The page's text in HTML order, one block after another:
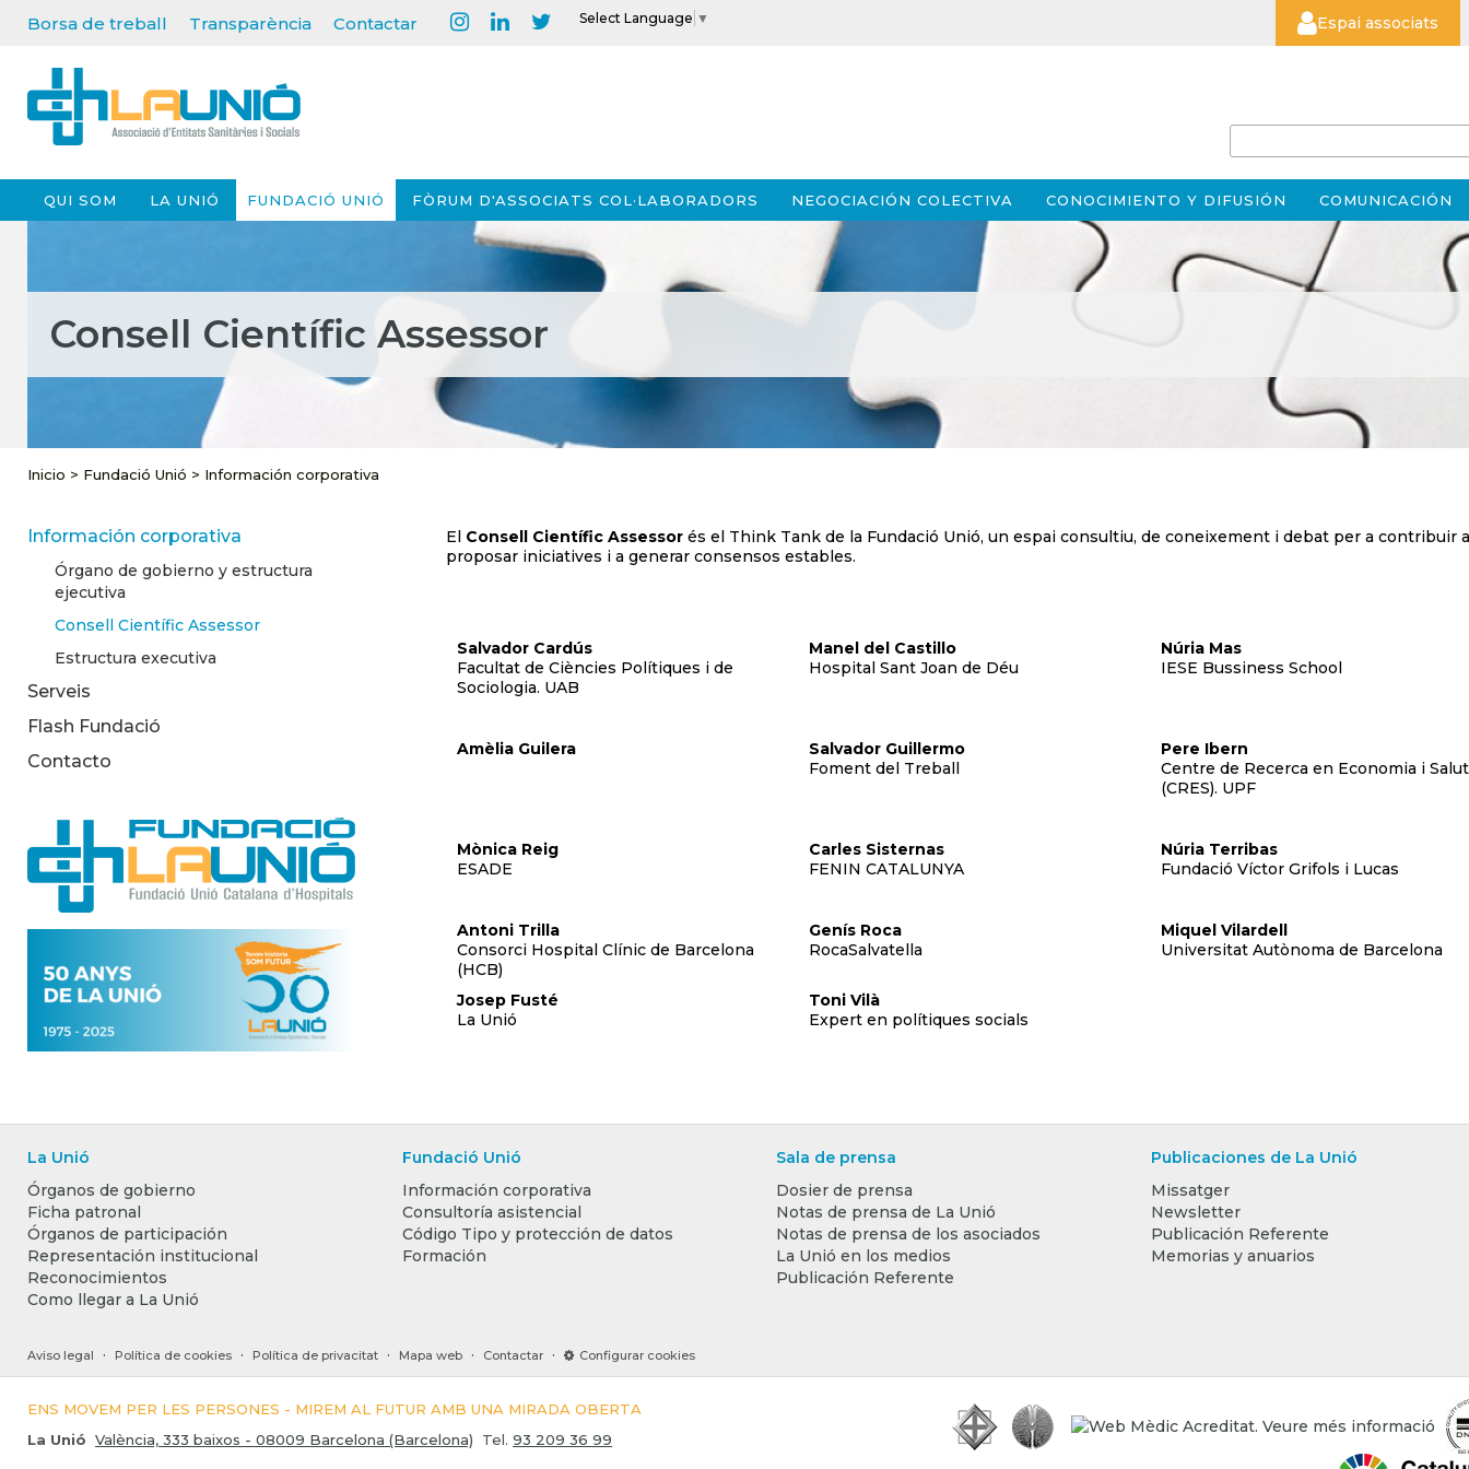
Borsa de treball Transparència Contactar Select Language ▼ Espai associats
QUI SOM LA UNIÓ FUNDACIÓ UNIÓ FÒRUM D'ASSOCIATS COL·LABORADORS NEGOCIACIÓN COLECTIVA CONOCIMIENTO Y DIFUSIÓN COMUNICACIÓN
Consell Científic Assessor
Inicio > Fundació Unió > Información corporativa
Información corporativa
Órgano de gobierno y estructura
ejecutiva
Consell Científic Assessor
Estructura executiva
Serveis
Flash Fundació
Contacto
El Consell Científic Assessor és el Think Tank de la Fundació Unió, un espai consultiu, de coneixement i debat per a contribuir a
proposar iniciatives i a generar consensos estables.
Salvador Cardús
Facultat de Ciències Polítiques i de
Sociologia. UAB
Manel del Castillo
Hospital Sant Joan de Déu
Núria Mas
IESE Bussiness School
Amèlia Guilera
Salvador Guillermo
Foment del Treball
Pere Ibern
Centre de Recerca en Economia i Salut
(CRES). UPF
Mònica Reig
ESADE
Carles Sisternas
FENIN CATALUNYA
Núria Terribas
Fundació Víctor Grifols i Lucas
Antoni Trilla
Consorci Hospital Clínic de Barcelona
(HCB)
Genís Roca
RocaSalvatella
Miquel Vilardell
Universitat Autònoma de Barcelona
Josep Fusté
La Unió
Toni Vilà
Expert en polítiques socials
La Unió
Órganos de gobierno
Ficha patronal
Órganos de participación
Representación institucional
Reconocimientos
Como llegar a La Unió
Fundació Unió
Información corporativa
Consultoría asistencial
Código Tipo y protección de datos
Formación
Sala de prensa
Dosier de prensa
Notas de prensa de La Unió
Notas de prensa de los asociados
La Unió en los medios
Publicación Referente
Publicaciones de La Unió
Missatger
Newsletter
Publicación Referente
Memorias y anuarios
Aviso legal · Política de cookies · Política de privacitat · Mapa web · Contactar · Configurar cookies
ENS MOVEM PER LES PERSONES - MIREM AL FUTUR AMB UNA MIRADA OBERTA
La Unió València, 333 baixos - 08009 Barcelona (Barcelona) Tel. 93 209 36 99